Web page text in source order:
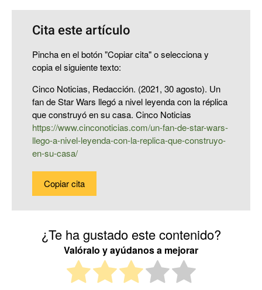
Cita este artículo
Pincha en el botón "Copiar cita" o selecciona y
copia el siguiente texto:
Cinco Noticias, Redacción. (2021, 30 agosto). Un
fan de Star Wars llegó a nivel leyenda con la réplica
que construyó en su casa. Cinco Noticias
https://www.cinconoticias.com/un-fan-de-star-wars-
llego-a-nivel-leyenda-con-la-replica-que-construyo-
en-su-casa/
Copiar cita
¿Te ha gustado este contenido?
Valóralo y ayúdanos a mejorar